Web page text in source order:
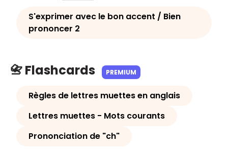
S'exprimer avec le bon accent / Bien
prononcer 2
📇 Flashcards PREMIUM
Règles de lettres muettes en anglais
Lettres muettes - Mots courants
Prononciation de "ch"